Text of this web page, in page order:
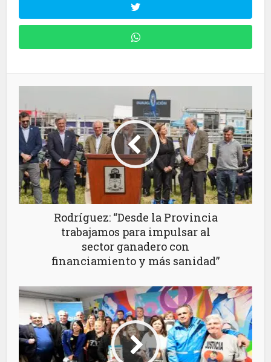
Rodríguez: “Desde la Provincia
trabajamos para impulsar al
sector ganadero con
financiamiento y más sanidad”